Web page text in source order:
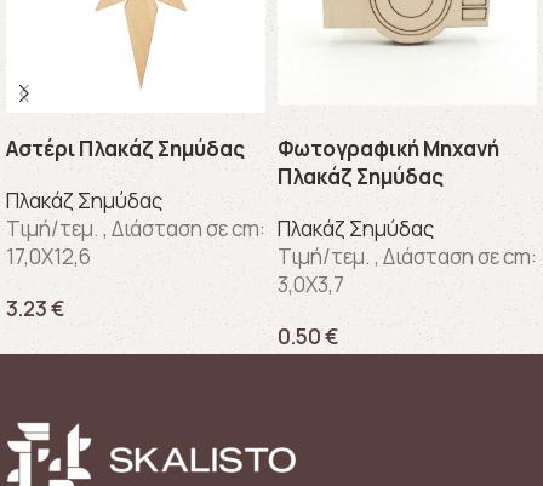
Αστέρι Πλακάζ Σημύδας
Πλακάζ Σημύδας
Τιμή/τεμ. , Διάσταση σε cm:
17,0X12,6
3.23€
Φωτογραφική Μηχανή
Πλακάζ Σημύδας
Πλακάζ Σημύδας
Τιμή/τεμ. , Διάσταση σε cm:
3,0X3,7
0.50€